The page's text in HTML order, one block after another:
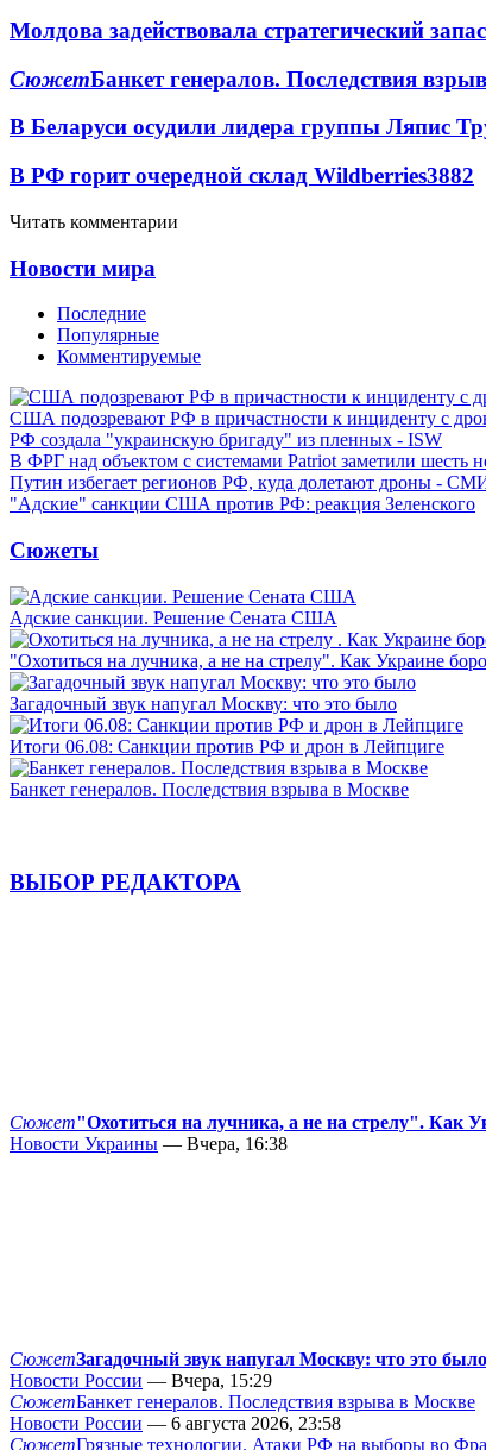
Молдова задействовала стратегический
СюжетБанкет генералов. Последствия
В Беларуси осудили лидера группы Ляпис
В РФ горит очередной склад Wildberries3882
Читать комментарии
Новости мира
Последние
Популярные
Комментируемые
США подозревают РФ в причастности к инциденту с
РФ создала "украинскую бригаду" из пленных - ISW
В ФРГ над объектом с системами Patriot заметили шесть
Путин избегает регионов РФ, куда долетают дроны -
"Адские" санкции США против РФ: реакция Зеленского
Сюжеты
Адские санкции. Решение Сената США
"Охотиться на лучника, а не на стрелу". Как Украине
Загадочный звук напугал Москву: что это было
Итоги 06.08: Санкции против РФ и дрон в Лейпциге
Банкет генералов. Последствия взрыва в Москве
ВЫБОР РЕДАКТОРА
Сюжет"Охотиться на лучника, а не на стрелу". Как
Новости Украины — Вчера, 16:38
СюжетЗагадочный звук напугал Москву: что это было
Новости России — Вчера, 15:29
СюжетБанкет генералов. Последствия взрыва в Москве
Новости России — 6 августа 2026, 23:58
СюжетГрязные технологии. Атаки РФ на выборы во